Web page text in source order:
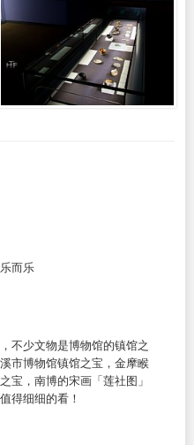
而乐
不少文物是博物馆的镇馆之
市博物馆镇馆之宝，金摩睺
宝，南博的宋画「莲社图」
得细细的看！